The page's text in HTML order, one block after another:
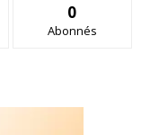
0
Abonnés